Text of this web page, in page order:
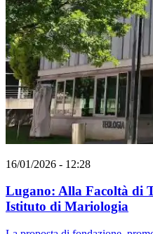
16/01/2026 - 12:28
Lugano: Alla Facoltà di
Istituto di Mariologia